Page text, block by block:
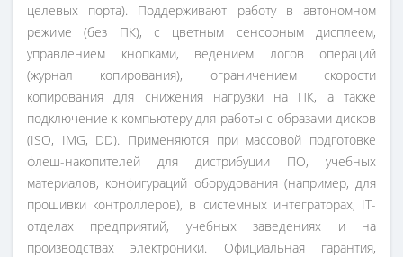
целевых порта). Поддерживают работу в автономном
режиме (без ПК), с цветным сенсорным дисплеем,
управлением кнопками, ведением логов операций
(журнал копирования), ограничением скорости
копирования для снижения нагрузки на ПК, а также
подключение к компьютеру для работы с образами дисков
(ISO, IMG, DD). Применяются при массовой подготовке
флеш-накопителей для дистрибуции ПО, учебных
материалов, конфигураций оборудования (например, для
прошивки контроллеров), в системных интеграторах, IT-
отделах предприятий, учебных заведениях и на
производствах электроники. Официальная гарантия,